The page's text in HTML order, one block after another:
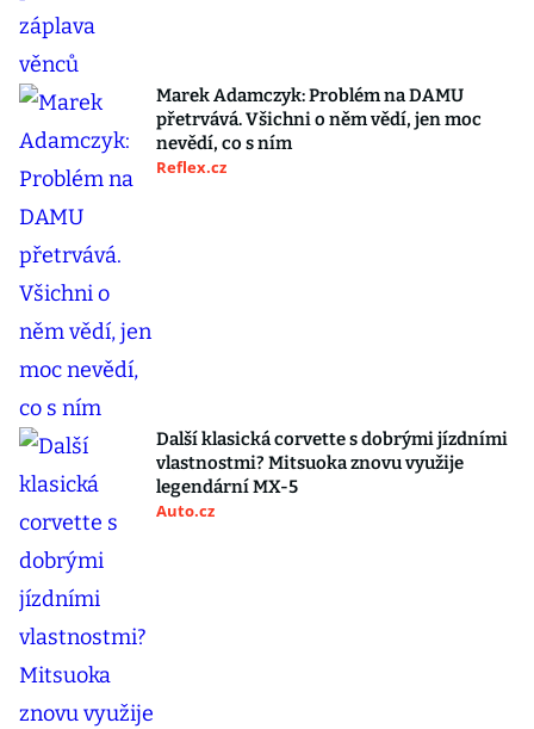
Marek Adamczyk: Problém na DAMU
přetrvává. Všichni o něm vědí, jen moc
nevědí, co s ním
Reflex.cz
Další klasická corvette s dobrými jízdními
vlastnostmi? Mitsuoka znovu využije
legendární MX-5
Auto.cz